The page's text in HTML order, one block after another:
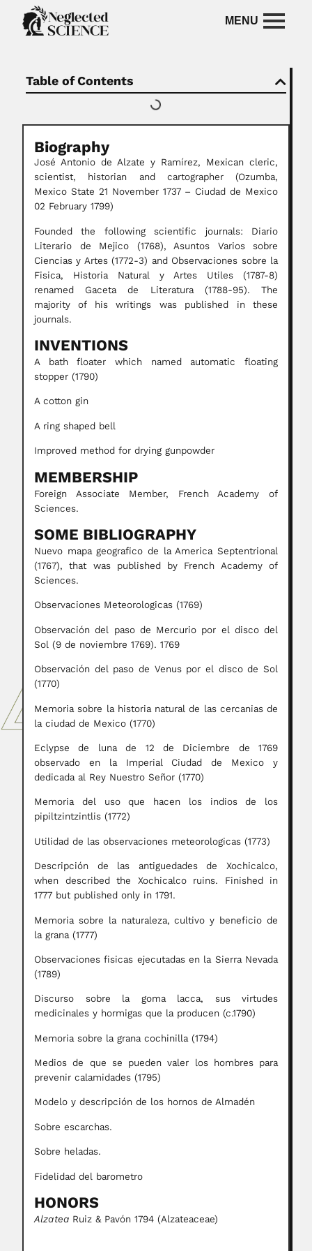
Table of Contents
Biography
José Antonio de Alzate y Ramírez, Mexican cleric,
scientist, historian and cartographer (Ozumba,
Mexico State 21 November 1737 – Ciudad de Mexico
02 February 1799)
Founded the following scientific journals: Diario
Literario de Mejico (1768), Asuntos Varios sobre
Ciencias y Artes (1772-3) and Observaciones sobre la
Fisica, Historia Natural y Artes Utiles (1787-8)
renamed Gaceta de Literatura (1788-95). The
majority of his writings was published in these
journals.
INVENTIONS
A bath floater which named automatic floating
stopper (1790)
A cotton gin
A ring shaped bell
Improved method for drying gunpowder
MEMBERSHIP
Foreign Associate Member, French Academy of
Sciences.
SOME BIBLIOGRAPHY
Nuevo mapa geografico de la America Septentrional
(1767), that was published by French Academy of
Sciences.
Observaciones Meteorologicas (1769)
Observación del paso de Mercurio por el disco del
Sol (9 de noviembre 1769). 1769
Observación del paso de Venus por el disco de Sol
(1770)
Memoria sobre la historia natural de las cercanias de
la ciudad de Mexico (1770)
Eclypse de luna de 12 de Diciembre de 1769
observado en la Imperial Ciudad de Mexico y
dedicada al Rey Nuestro Señor (1770)
Memoria del uso que hacen los indios de los
pipiltzintzintlis (1772)
Utilidad de las observaciones meteorologicas (1773)
Descripción de las antiguedades de Xochicalco,
when described the Xochicalco ruins. Finished in
1777 but published only in 1791.
Memoria sobre la naturaleza, cultivo y beneficio de
la grana (1777)
Observaciones fisicas ejecutadas en la Sierra Nevada
(1789)
Discurso sobre la goma lacca, sus virtudes
medicinales y hormigas que la producen (c.1790)
Memoria sobre la grana cochinilla (1794)
Medios de que se pueden valer los hombres para
prevenir calamidades (1795)
Modelo y descripción de los hornos de Almadén
Sobre escarchas.
Sobre heladas.
Fidelidad del barometro
HONORS
Alzatea Ruiz & Pavón 1794 (Alzateaceae)